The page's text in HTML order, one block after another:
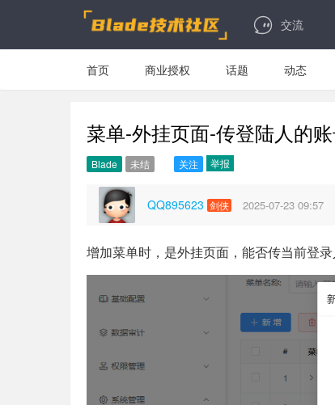
交流
首页 商业授权 话题 动态
菜单-外挂页面-传登陆人的
Blade 未结 关注 举报
QQ895623 剑侠 2025-07-23 09:57
增加菜单时，是外挂页面，能否传当前登